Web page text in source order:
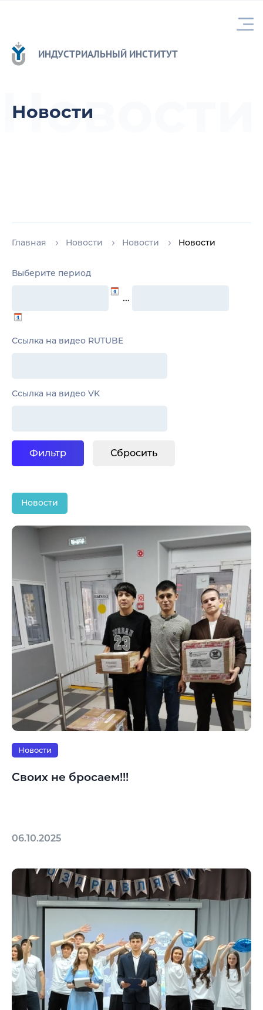
ИНДУСТРИАЛЬНЫЙ ИНСТИТУТ
Новости
Главная Новости Новости Новости
Новости
Выберите период
…
Ссылка на видео RUTUBE
Ссылка на видео VK
Новости
Новости
Своих не бросаем!!!
06.10.2025